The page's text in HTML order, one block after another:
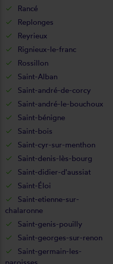
Rancé
Replonges
Reyrieux
Rignieux-le-franc
Rossillon
Saint-Alban
Saint-andré-de-corcy
Saint-andré-le-bouchoux
Saint-bénigne
Saint-bois
Saint-cyr-sur-menthon
Saint-denis-lès-bourg
Saint-didier-d'aussiat
Saint-Éloi
Saint-etienne-sur-
chalaronne
Saint-genis-pouilly
Saint-georges-sur-renon
Saint-germain-les-